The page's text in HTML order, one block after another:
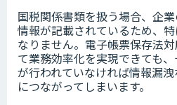
国税関係書類を扱う場合、企
情報が記載されているため、
なりません。電子帳票保存法
て業務効率化を実現できても
が行われていなければ情報漏
につながってしまいます。